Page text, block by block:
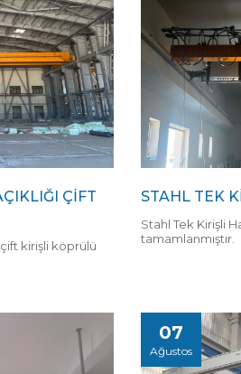
ÇİFT
kirişli köprülü
STAHL TEK
Stahl Tek Kirişli
tamamlanmıştır.
07
Ağustos